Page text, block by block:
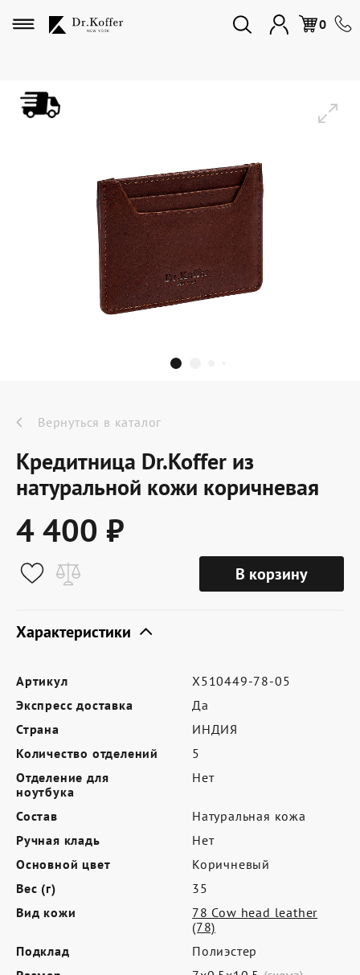
0
Избранное
Дорожная коллекция
Женская коллекция
Подарки и сувениры
Подарочные карты
Dr.Koffer Outlet
Новинки
Акции
О компании
Условия доставки
Сертификат Dr.Koffer
Где купить
Партнерам
Контакты
Программа лояльности
Политика обработки персональных
данных
Вернуться в каталог
Кредитница Dr.Koffer из
натуральной кожи коричневая
4 400 ₽
В корзину
Характеристики
Артикул
X510449-78-05
Экспресс доставка
Да
Страна
ИНДИЯ
Количество отделений
5
Отделение для
ноутбука
Нет
Состав
Натуральная кожа
Ручная кладь
Нет
Основной цвет
Коричневый
Вес (г)
35
Вид кожи
78 Cow head leather
(78)
Подклад
Полиэстер